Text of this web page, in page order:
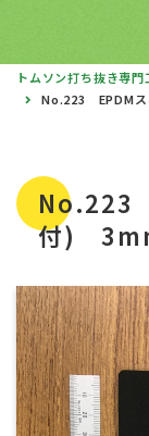
トムソン打ち抜き専門
No.223 EPDM
No.223
付)